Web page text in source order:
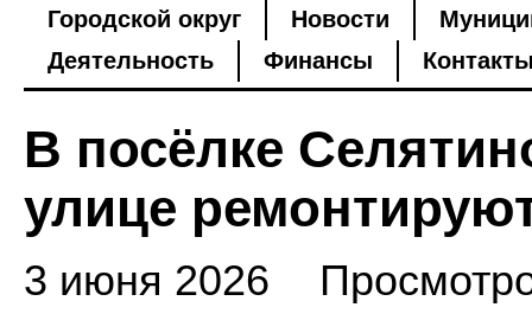
Городской округ Новости
Деятельность
Финансы
В посёлке
улице
3 июня 2026